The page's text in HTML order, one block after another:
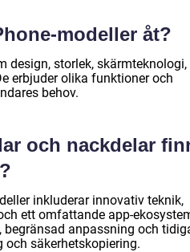
modeller åt?
design, storlek, skärmteknologi,
erbjuder olika funktioner och
behov.
och nackdelar
inkluderar innovativ teknik,
ett omfattande app-
anpassning och
och säkerhetskopiering.